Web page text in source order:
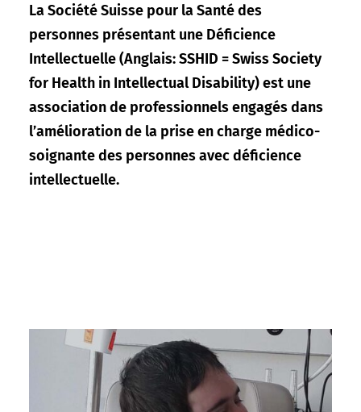
La Société Suisse pour la Santé des
personnes présentant une Déficience
Intellectuelle (Anglais: SSHID = Swiss Society
for Health in Intellectual Disability) est une
association de professionnels engagés dans
l’amélioration de la prise en charge médico-
soignante des personnes avec déficience
intellectuelle.